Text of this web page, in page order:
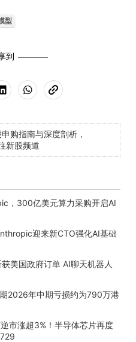
型
到
购指南与深度剖析，
新股频道
，300亿美元算力采购开启AI
迎来新CTO强化AI基础
美国政府订单 AI聊天机器人
2026年中期亏损约为790万港
市涨超3%！半导体芯片再度